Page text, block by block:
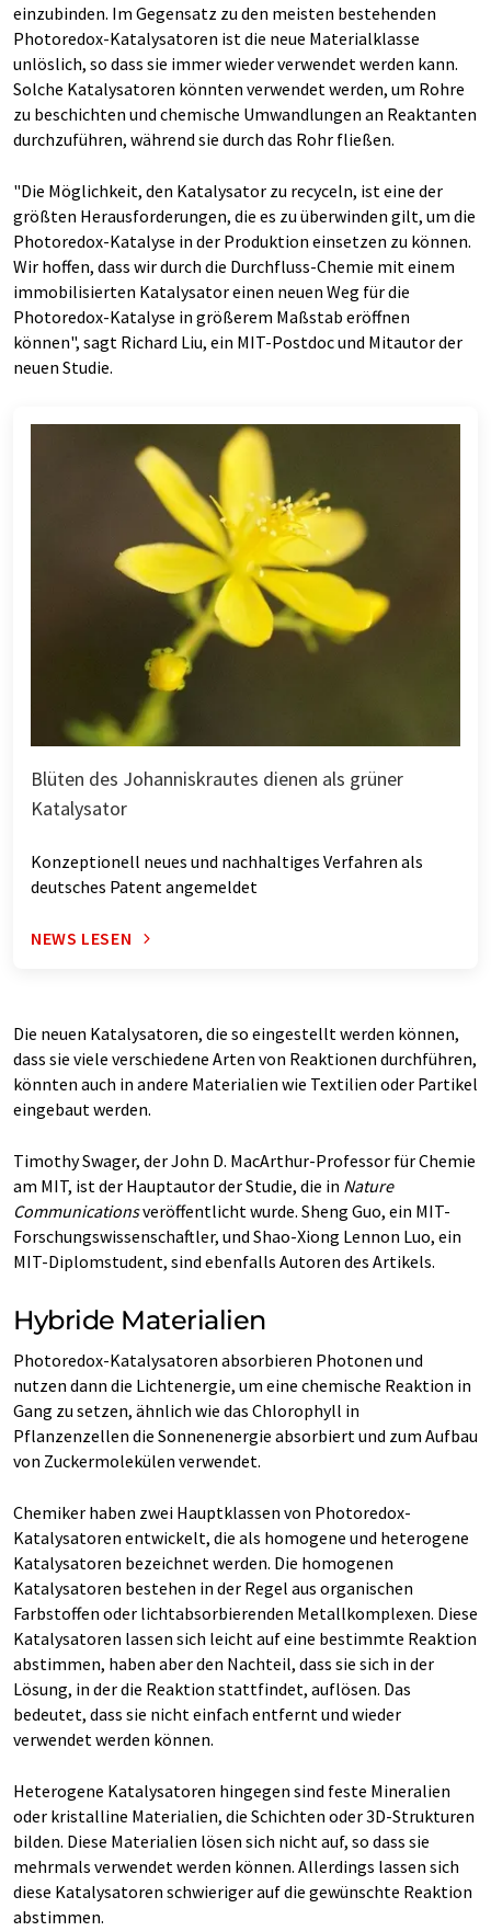
einzubinden. Im Gegensatz zu den meisten bestehenden
Photoredox-Katalysatoren ist die neue Materialklasse
unlöslich, so dass sie immer wieder verwendet werden kann.
Solche Katalysatoren könnten verwendet werden, um Rohre
zu beschichten und chemische Umwandlungen an Reaktanten
durchzuführen, während sie durch das Rohr fließen.
"Die Möglichkeit, den Katalysator zu recyceln, ist eine der
größten Herausforderungen, die es zu überwinden gilt, um die
Photoredox-Katalyse in der Produktion einsetzen zu können.
Wir hoffen, dass wir durch die Durchfluss-Chemie mit einem
immobilisierten Katalysator einen neuen Weg für die
Photoredox-Katalyse in größerem Maßstab eröffnen
können", sagt Richard Liu, ein MIT-Postdoc und Mitautor der
neuen Studie.
Blüten des Johanniskrautes dienen als grüner
Katalysator
Konzeptionell neues und nachhaltiges Verfahren als
deutsches Patent angemeldet
NEWS LESEN
Die neuen Katalysatoren, die so eingestellt werden können,
dass sie viele verschiedene Arten von Reaktionen durchführen,
könnten auch in andere Materialien wie Textilien oder Partikel
eingebaut werden.
Timothy Swager, der John D. MacArthur-Professor für Chemie
am MIT, ist der Hauptautor der Studie, die in Nature
Communicationsveröffentlicht wurde. Sheng Guo, ein MIT-
Forschungswissenschaftler, und Shao-Xiong Lennon Luo, ein
MIT-Diplomstudent, sind ebenfalls Autoren des Artikels.
Hybride Materialien
Photoredox-Katalysatoren absorbieren Photonen und
nutzen dann die Lichtenergie, um eine chemische Reaktion in
Gang zu setzen, ähnlich wie das Chlorophyll in
Pflanzenzellen die Sonnenenergie absorbiert und zum Aufbau
von Zuckermolekülen verwendet.
Chemiker haben zwei Hauptklassen von Photoredox-
Katalysatoren entwickelt, die als homogene und heterogene
Katalysatoren bezeichnet werden. Die homogenen
Katalysatoren bestehen in der Regel aus organischen
Farbstoffen oder lichtabsorbierenden Metallkomplexen. Diese
Katalysatoren lassen sich leicht auf eine bestimmte Reaktion
abstimmen, haben aber den Nachteil, dass sie sich in der
Lösung, in der die Reaktion stattfindet, auflösen. Das
bedeutet, dass sie nicht einfach entfernt und wieder
verwendet werden können.
Heterogene Katalysatoren hingegen sind feste Mineralien
oder kristalline Materialien, die Schichten oder 3D-Strukturen
bilden. Diese Materialien lösen sich nicht auf, so dass sie
mehrmals verwendet werden können. Allerdings lassen sich
diese Katalysatoren schwieriger auf die gewünschte Reaktion
abstimmen.